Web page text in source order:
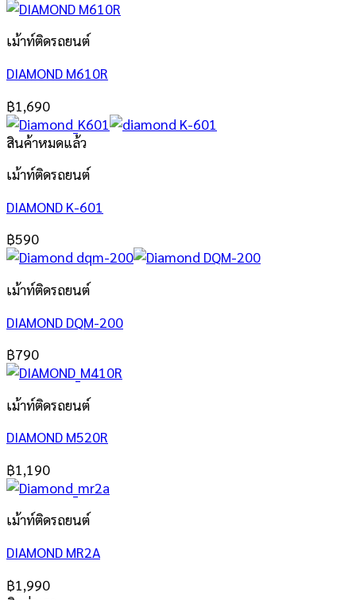
เม้าท์ติดรถยนต์
DIAMOND M610R
฿1,690
สินค้าหมดแล้ว
เม้าท์ติดรถยนต์
DIAMOND K-601
฿590
เม้าท์ติดรถยนต์
DIAMOND DQM-200
฿790
เม้าท์ติดรถยนต์
DIAMOND M520R
฿1,190
เม้าท์ติดรถยนต์
DIAMOND MR2A
฿1,990